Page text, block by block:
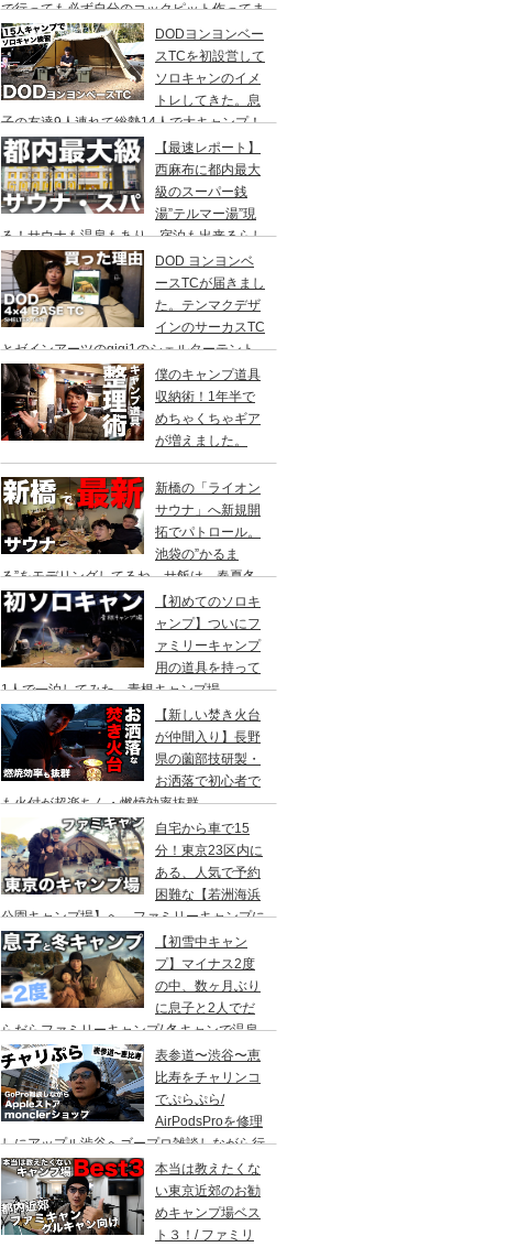
で行っても必ず自分のコックピット作ってま
す♪
DODヨンヨンベー
スTCを初設営して
ソロキャンのイメ
トレしてきた。息
子の友達9人連れて総勢14人で大キャンプ！
めちゃくちゃ疲れたぞ。
【最速レポート】
西麻布に都内最大
級のスーパー銭
湯”テルマー湯”現
る！サウナも温泉もあり、宿泊も出来るらし
い♪
DOD ヨンヨンベ
ースTCが届きまし
た。テンマクデザ
インのサーカスTC
とゼインアーツのgigi1のシェルターテント
と比較検討をし、購入に至った理由。
僕のキャンプ道具
収納術！1年半で
めちゃくちゃギア
が増えました。
新橋の「ライオン
サウナ」へ新規開
拓でパトロール。
池袋の”かるま
る”をモデリングしてるね。サ飯は、春夏冬
にて。
【初めてのソロキ
ャンプ】ついにフ
ァミリーキャンプ
用の道具を持って
1人で一泊してみた。青根キャンプ場
【新しい焚き火台
が仲間入り】長野
県の薗部技研製・
お洒落で初心者で
も火付が超楽ちん・燃焼効率抜群
自宅から車で15
分！東京23区内に
ある、人気で予約
困難な【若洲海浜
公園キャンプ場】へ、ファミリーキャンプに
行ってきた。冬キャンプもキャンプギアを上
手に使えば暖かくて楽しい♪
【初雪中キャン
プ】マイナス2度
の中、数ヶ月ぶり
に息子と2人でだ
らだらファミリーキャンプ/ 冬キャンで温泉
入って焚き火して超絶楽しかった。大野路キ
ャンプ場は結構いいかも
表参道〜渋谷〜恵
比寿をチャリンコ
でぷらぷら/
AirPodsProを修理
しにアップル渋谷へゴープロ雑談しながら行
ってきます。モンクレールの新型ショップも
行ってみました。
本当は教えたくな
い東京近郊のお勧
めキャンプ場ベス
ト３！/ ファミリ